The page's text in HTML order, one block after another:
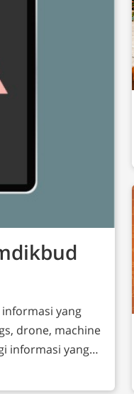
yang
drone, machine
informasi yang
berbagai